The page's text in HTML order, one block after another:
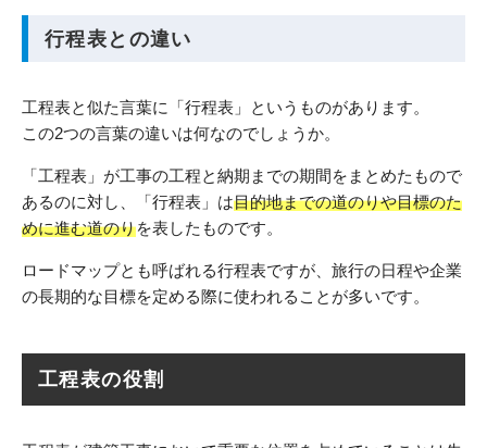
行程表との違い
工程表と似た言葉に「行程表」というものがあります。
この2つの言葉の違いは何なのでしょうか。
「工程表」が工事の工程と納期までの期間をまとめたもので
あるのに対し、「行程表」は目的地までの道のりや目標のた
めに進む道のりを表したものです。
ロードマップとも呼ばれる行程表ですが、旅行の日程や企業
の長期的な目標を定める際に使われることが多いです。
工程表の役割